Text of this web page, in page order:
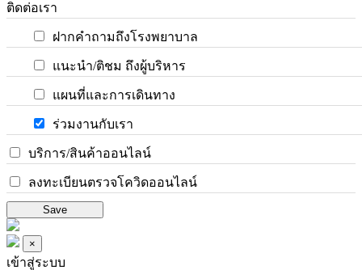
ติดต่อเรา
ฝากคำถามถึงโรงพยาบาล
แนะนำ/ติชม ถึงผู้บริหาร
แผนที่และการเดินทาง
ร่วมงานกับเรา
บริการ/สินค้าออนไลน์
ลงทะเบียนตรวจโควิดออนไลน์
Save
×
เข้าสู่ระบบ